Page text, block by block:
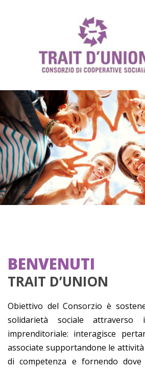
BENVENUTI
TRAIT D’UNION
Obiettivo del Consorzio è
solidarietà sociale attraverso
imprenditoriale: interagisce
associate supportandone le
di competenza e fornendo